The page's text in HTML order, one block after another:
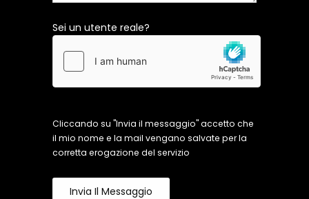
Sei un utente reale?
Cliccando su "Invia il messaggio" accetto che
il mio nome e la mail vengano salvate per la
corretta erogazione del servizio
Invia Il Messaggio